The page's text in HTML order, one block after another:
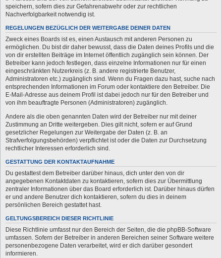
speichern, sofern dies zur Gefahrenabwehr oder zur rechtlichen
Nachverfolgbarkeit notwendig ist.
REGELUNGEN BEZÜGLICH DER WEITERGABE DEINER DATEN
Zweck eines Boards ist es, einen Austausch mit anderen Personen zu
ermöglichen. Du bist dir daher bewusst, dass die Daten deines Profils und die
von dir erstellten Beiträge im Internet öffentlich zugänglich sein können. Der
Betreiber kann jedoch festlegen, dass einzelne Informationen nur für einen
eingeschränkten Nutzerkreis (z. B. andere registrierte Benutzer,
Administratoren etc.) zugänglich sind. Wenn du Fragen dazu hast, suche nach
entsprechenden Informationen im Forum oder kontaktiere den Betreiber. Die
E-Mail-Adresse aus deinem Profil ist dabei jedoch nur für den Betreiber und
von ihm beauftragte Personen (Administratoren) zugänglich.
Andere als die oben genannten Daten wird der Betreiber nur mit deiner
Zustimmung an Dritte weitergeben. Dies gilt nicht, sofern er auf Grund
gesetzlicher Regelungen zur Weitergabe der Daten (z. B. an
Strafverfolgungsbehörden) verpflichtet ist oder die Daten zur Durchsetzung
rechtlicher Interessen erforderlich sind.
GESTATTUNG DER KONTAKTAUFNAHME
Du gestattest dem Betreiber darüber hinaus, dich unter den von dir
angegebenen Kontaktdaten zu kontaktieren, sofern dies zur Übermittlung
zentraler Informationen über das Board erforderlich ist. Darüber hinaus dürfen
er und andere Benutzer dich kontaktieren, sofern du dies in deinem
persönlichen Bereich gestattet hast.
GELTUNGSBEREICH DIESER RICHTLINIE
Diese Richtlinie umfasst nur den Bereich der Seiten, die die phpBB-Software
umfassen. Sofern der Betreiber in anderen Bereichen seiner Software weitere
personenbezogene Daten verarbeitet, wird er dich darüber gesondert
informieren.